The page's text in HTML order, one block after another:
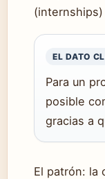
(internships)
EL DATO
Para un
posible
gracias a
El patrón: la